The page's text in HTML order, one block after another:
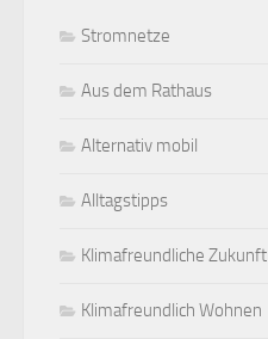
Stromnetze
Aus dem Rathaus
Alternativ mobil
Alltagstipps
Klimafreundliche Zukunft
Klimafreundlich Wohnen